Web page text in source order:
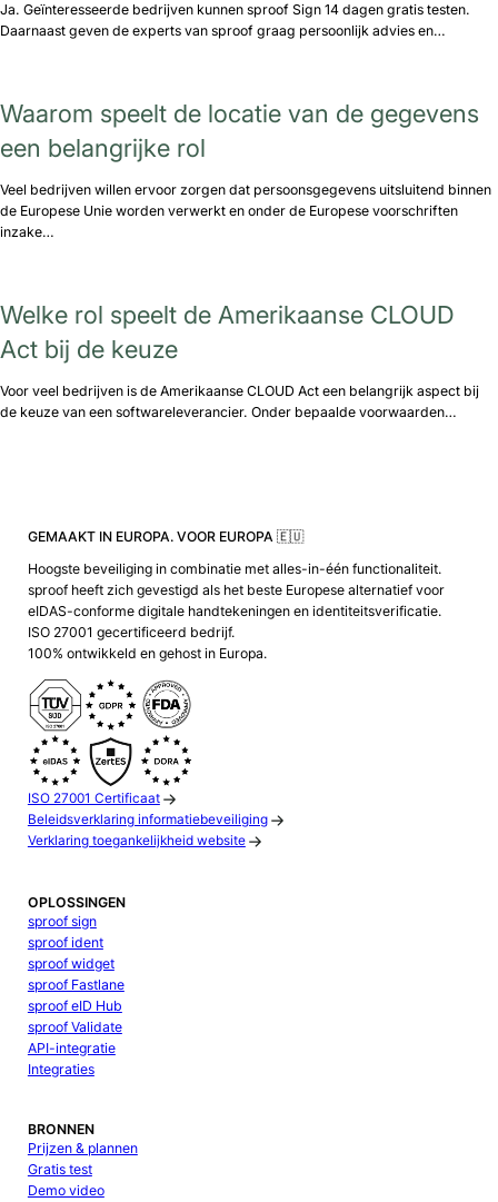
Ja. Geïnteresseerde bedrijven kunnen sproof Sign 14 dagen gratis testen.
Daarnaast geven de experts van sproof graag persoonlijk advies en…
Waarom speelt de locatie van de gegevens
een belangrijke rol
Veel bedrijven willen ervoor zorgen dat persoonsgegevens uitsluitend binnen
de Europese Unie worden verwerkt en onder de Europese voorschriften
inzake…
Welke rol speelt de Amerikaanse CLOUD
Act bij de keuze
Voor veel bedrijven is de Amerikaanse CLOUD Act een belangrijk aspect bij
de keuze van een softwareleverancier. Onder bepaalde voorwaarden…
GEMAAKT IN EUROPA. VOOR EUROPA 🇪🇺
Hoogste beveiliging in combinatie met alles-in-één functionaliteit.
sproof heeft zich gevestigd als het beste Europese alternatief voor
eIDAS-conforme digitale handtekeningen en identiteitsverificatie.
ISO 27001 gecertificeerd bedrijf.
100% ontwikkeld en gehost in Europa.
ISO 27001 Certificaat
Beleidsverklaring informatiebeveiliging
Verklaring toegankelijkheid website
OPLOSSINGEN
sproof sign
sproof ident
sproof widget
sproof Fastlane
sproof eID Hub
sproof Validate
API-integratie
Integraties
BRONNEN
Prijzen & plannen
Gratis test
Demo video